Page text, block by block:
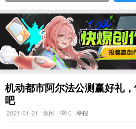
机动都市阿尔法公测赢好礼
吧
2021-01-21 鱼民 0 举报